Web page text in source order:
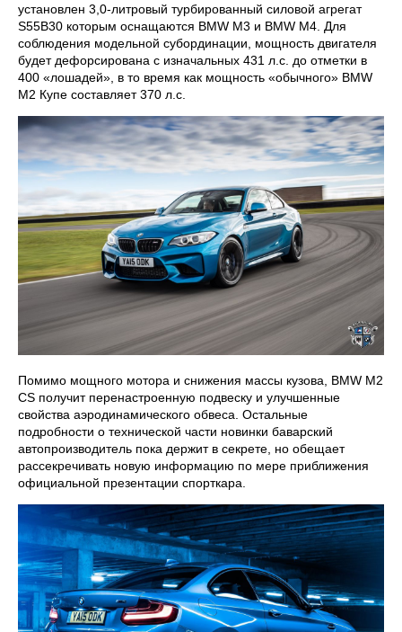
установлен 3,0-литровый турбированный силовой агрегат
S55B30 которым оснащаются BMW M3 и BMW M4. Для
соблюдения модельной субординации, мощность двигателя
будет дефорсирована с изначальных 431 л.с. до отметки в
400 «лошадей», в то время как мощность «обычного» BMW
M2 Купе составляет 370 л.с.
Помимо мощного мотора и снижения массы кузова, BMW M2
CS получит перенастроенную подвеску и улучшенные
свойства аэродинамического обвеса. Остальные
подробности о технической части новинки баварский
автопроизводитель пока держит в секрете, но обещает
рассекречивать новую информацию по мере приближения
официальной презентации спорткара.